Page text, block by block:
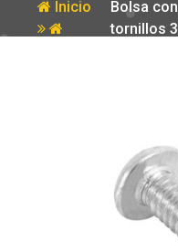
Inicio
Bolsa
tornillos